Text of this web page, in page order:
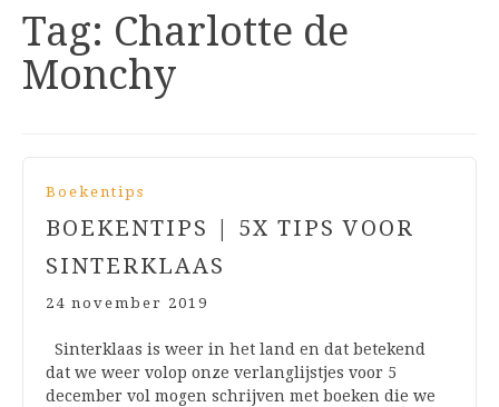
Tag: Charlotte de
Monchy
Boekentips
BOEKENTIPS | 5X TIPS VOOR
SINTERKLAAS
24 november 2019
Sinterklaas is weer in het land en dat betekend
dat we weer volop onze verlanglijstjes voor 5
december vol mogen schrijven met boeken die we